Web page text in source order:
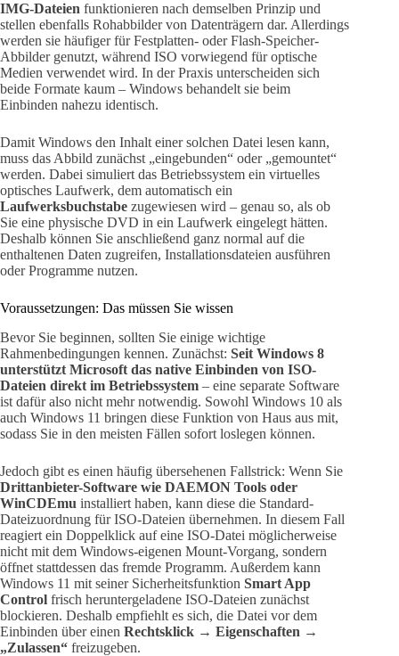
IMG-Dateien funktionieren nach demselben Prinzip und
stellen ebenfalls Rohabbilder von Datenträgern dar. Allerdings
werden sie häufiger für Festplatten- oder Flash-Speicher-
Abbilder genutzt, während ISO vorwiegend für optische
Medien verwendet wird. In der Praxis unterscheiden sich
beide Formate kaum – Windows behandelt sie beim
Einbinden nahezu identisch.
Damit Windows den Inhalt einer solchen Datei lesen kann,
muss das Abbild zunächst „eingebunden“ oder „gemountet“
werden. Dabei simuliert das Betriebssystem ein virtuelles
optisches Laufwerk, dem automatisch ein
Laufwerksbuchstabe zugewiesen wird – genau so, als ob
Sie eine physische DVD in ein Laufwerk eingelegt hätten.
Deshalb können Sie anschließend ganz normal auf die
enthaltenen Daten zugreifen, Installationsdateien ausführen
oder Programme nutzen.
Voraussetzungen: Das müssen Sie wissen
Bevor Sie beginnen, sollten Sie einige wichtige
Rahmenbedingungen kennen. Zunächst: Seit Windows 8
unterstützt Microsoft das native Einbinden von ISO-
Dateien direkt im Betriebssystem – eine separate Software
ist dafür also nicht mehr notwendig. Sowohl Windows 10 als
auch Windows 11 bringen diese Funktion von Haus aus mit,
sodass Sie in den meisten Fällen sofort loslegen können.
Jedoch gibt es einen häufig übersehenen Fallstrick: Wenn Sie
Drittanbieter-Software wie DAEMON Tools oder
WinCDEmu installiert haben, kann diese die Standard-
Dateizuordnung für ISO-Dateien übernehmen. In diesem Fall
reagiert ein Doppelklick auf eine ISO-Datei möglicherweise
nicht mit dem Windows-eigenen Mount-Vorgang, sondern
öffnet stattdessen das fremde Programm. Außerdem kann
Windows 11 mit seiner Sicherheitsfunktion Smart App
Control frisch heruntergeladene ISO-Dateien zunächst
blockieren. Deshalb empfiehlt es sich, die Datei vor dem
Einbinden über einen Rechtsklick → Eigenschaften →
„Zulassen“ freizugeben.